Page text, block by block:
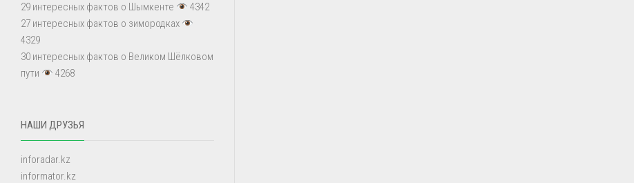
29 интересных фактов о Шымкенте
4342
27 интересных фактов о зимородках
4329
30 интересных фактов о Великом Шёлковом
пути
4268
НАШИ ДРУЗЬЯ
inforadar.kz
informator.kz